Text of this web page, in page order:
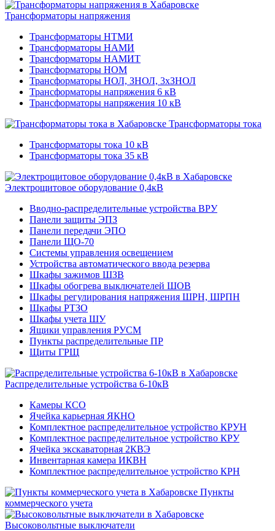
Трансформаторы напряжения
Трансформаторы НТМИ
Трансформаторы НАМИ
Трансформаторы НАМИТ
Трансформаторы НОМ
Трансформаторы НОЛ, ЗНОЛ, 3хЗНОЛ
Трансформаторы напряжения 6 кВ
Трансформаторы напряжения 10 кВ
Трансформаторы тока
Трансформаторы тока 10 кВ
Трансформаторы тока 35 кВ
Электрощитовое оборудование 0,4кВ
Вводно-распределительные устройства ВРУ
Панели защиты ЭПЗ
Панели передачи ЭПО
Панели ЩО-70
Системы управления освещением
Устройства автоматического ввода резерва
Шкафы зажимов ШЗВ
Шкафы обогрева выключателей ШОВ
Шкафы регулирования напряжения ШРН, ШРПН
Шкафы РТЗО
Шкафы учета ШУ
Ящики управления РУСМ
Пункты распределительные ПР
Щиты ГРЩ
Распределительные устройства 6-10кВ
Камеры КСО
Ячейка карьерная ЯКНО
Комплектное распределительное устройство КРУН
Комплектное распределительное устройство КРУ
Ячейка экскаваторная 2КВЭ
Инвентарная камера ИКВН
Комплектное распределительное устройство КРН
Пункты
коммерческого учета
Высоковольтные выключатели